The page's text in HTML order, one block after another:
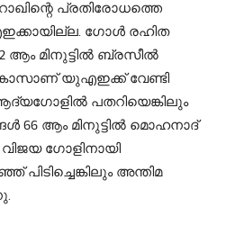
പ്രതിരോധത്തെ
ഗോള്‍ രഹിത
ആം മിനുട്ടില്‍ ബ്രസീല്‍
യുഎഇക്ക് വേണ്ടി
പതറിയെങ്കിലും
66 ആം മിനുട്ടില്‍ മൊഹനാദ്
വിജയ ഗോളിനായി
പിടിച്ചെങ്കിലും അന്തിമ